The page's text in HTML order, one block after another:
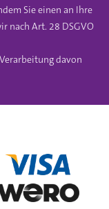
Sie einen an Ihre
nach Art. 28 DSGVO
davon